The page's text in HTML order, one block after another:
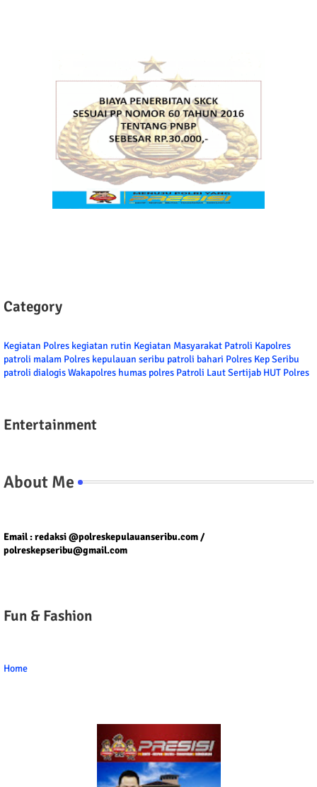
Category
Kegiatan Polres kegiatan rutin Kegiatan Masyarakat Patroli Kapolres
patroli malam Polres kepulauan seribu patroli bahari Polres Kep Seribu
patroli dialogisWakapolres humas polres Patroli LautSertijab HUT Polres
Entertainment
About Me
Email : redaksi @polreskepulauanseribu.com /
polreskepseribu@gmail.com
Fun & Fashion
Home